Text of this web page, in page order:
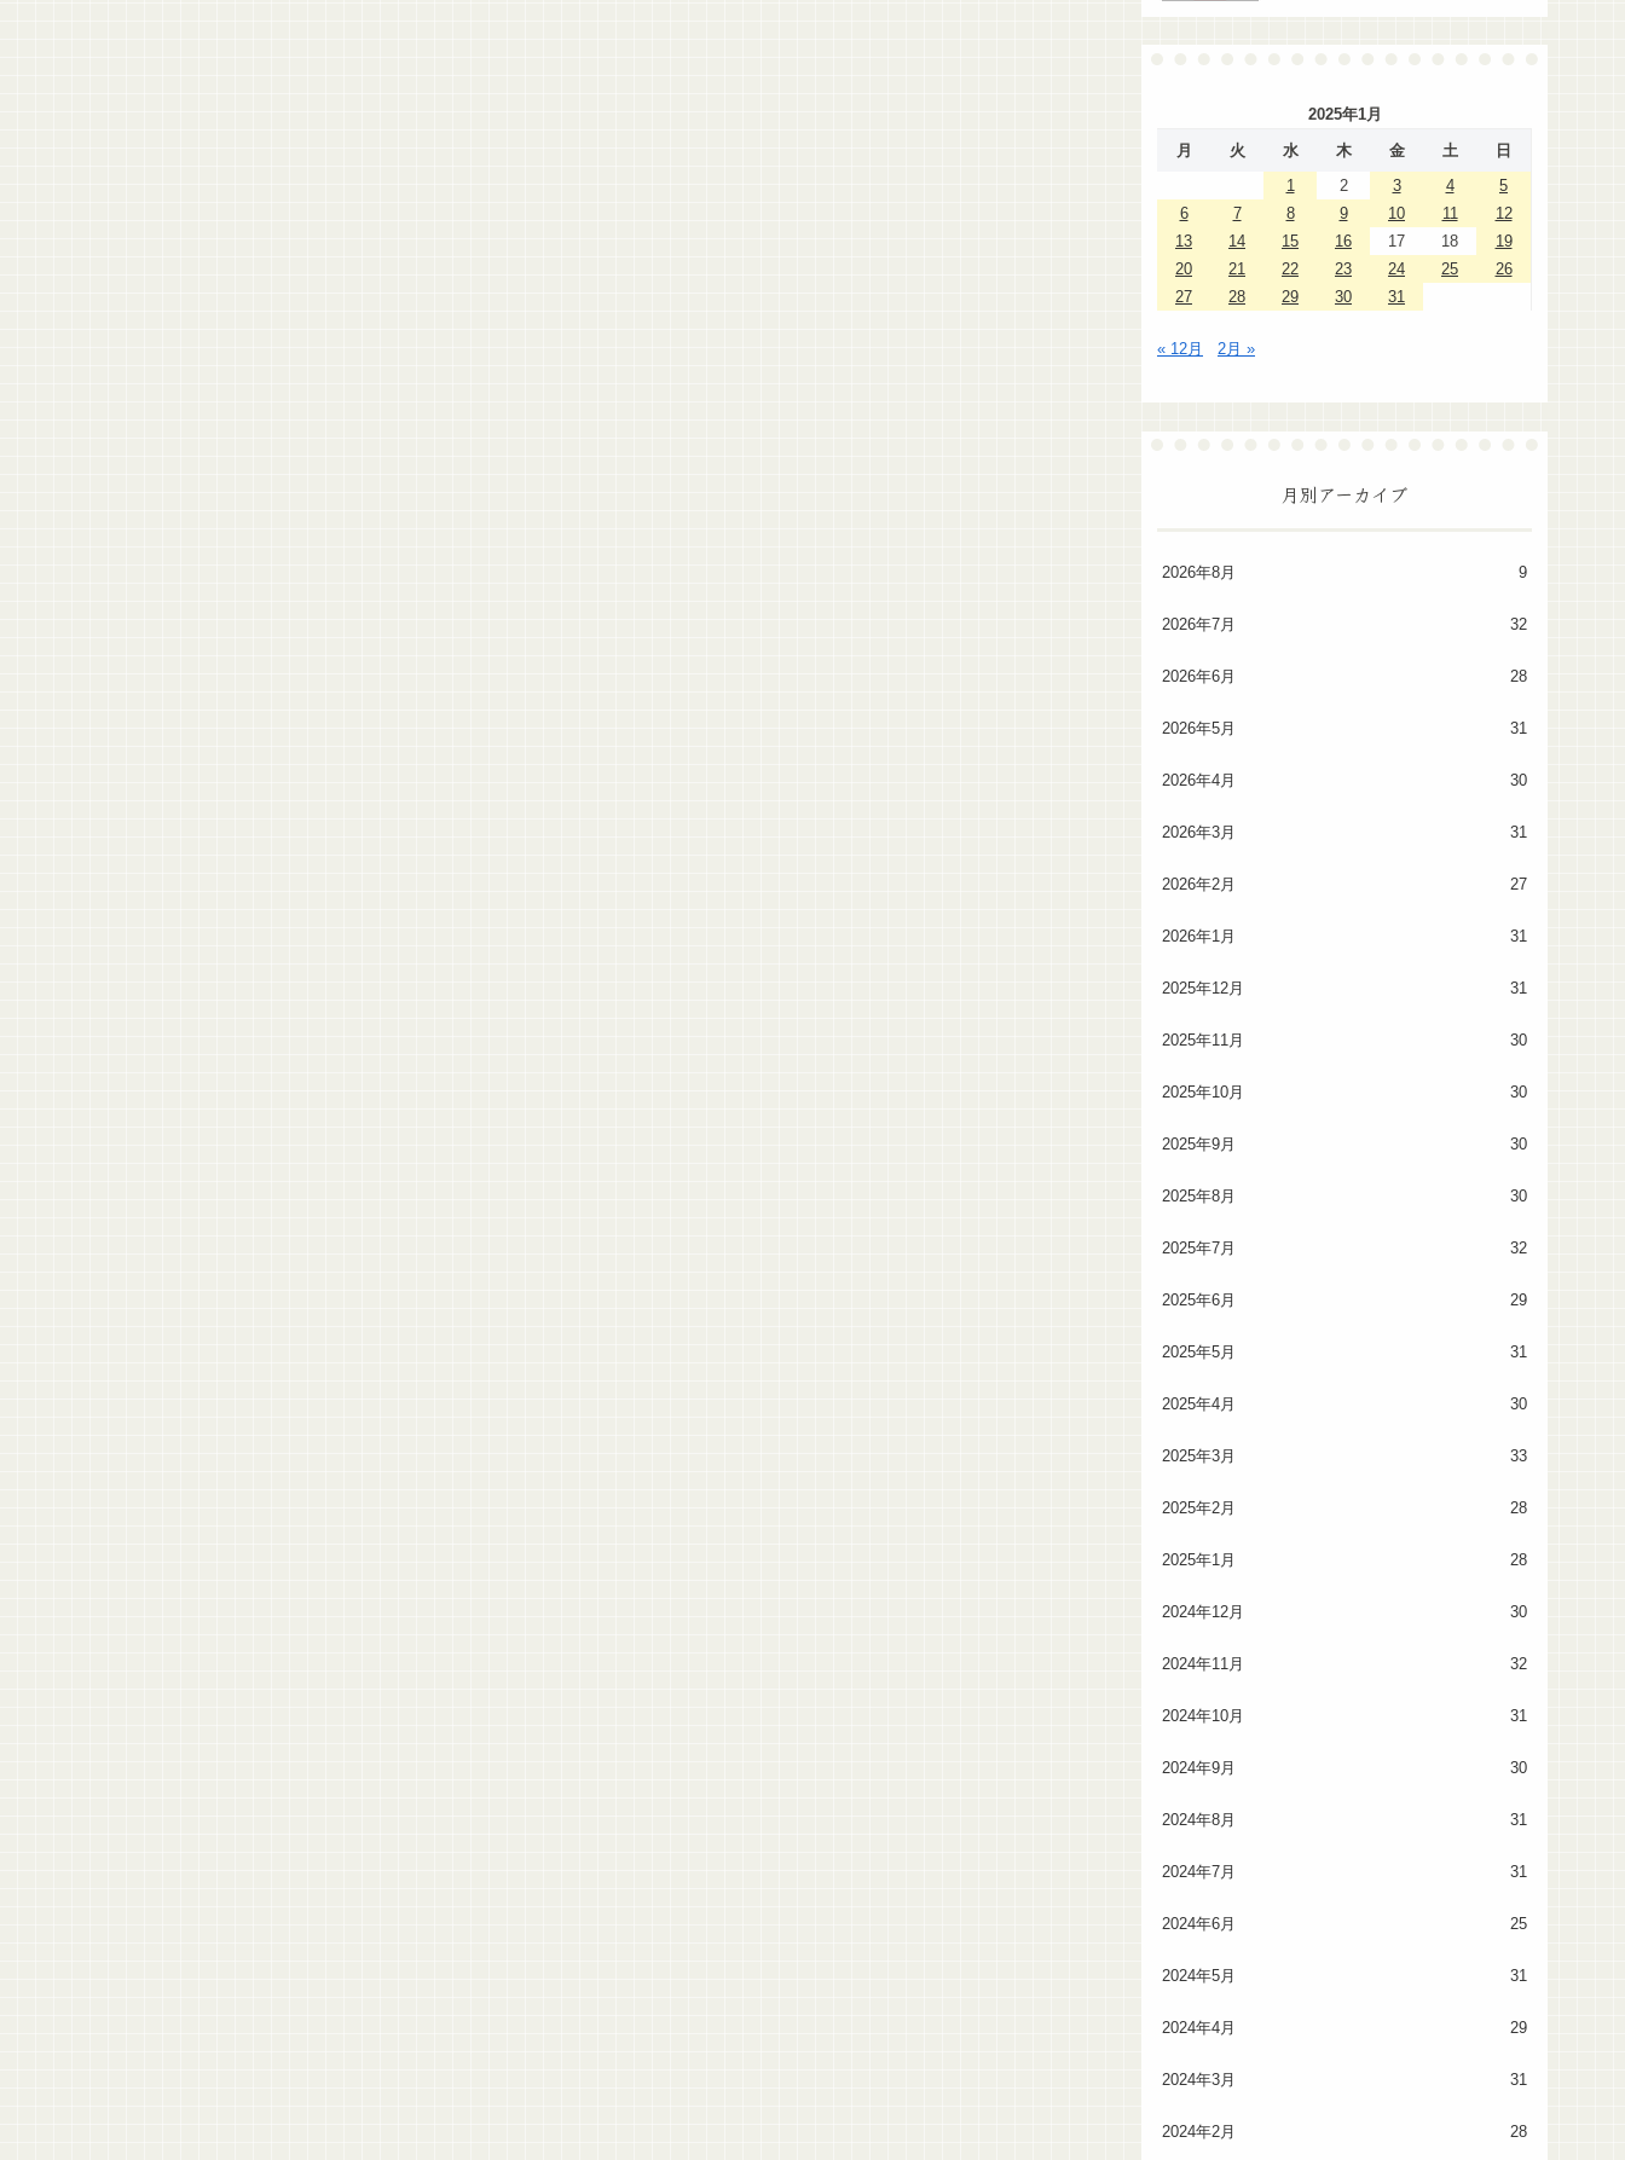
2025年1月
月
火 水 木 金 土
日
1
2 3 4
5
6
7 8 9 10 11
12
13
14 15 16 17 18
19
20
21 22 23 24 25
26
27
28 29 30 31
« 12月 2月 »
月別アーカイブ
2026年8月 9
2026年7月 32
2026年6月 28
2026年5月 31
2026年4月 30
2026年3月 31
2026年2月 27
2026年1月 31
2025年12月 31
2025年11月 30
2025年10月 30
2025年9月 30
2025年8月 30
2025年7月 32
2025年6月 29
2025年5月 31
2025年4月 30
2025年3月 33
2025年2月 28
2025年1月 28
2024年12月 30
2024年11月 32
2024年10月 31
2024年9月 30
2024年8月 31
2024年7月 31
2024年6月 25
2024年5月 31
2024年4月 29
2024年3月 31
2024年2月 28